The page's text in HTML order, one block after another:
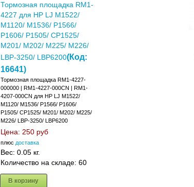
Тормозная площадка RM1-
4227 для HP LJ M1522/
M1120/ M1536/ P1566/
P1606/ P1505/ CP1525/
M201/ M202/ M225/ M226/
LBP-3250/ LBP6200(Код:
16641)
Тормозная площадка RM1-4227-
000000 | RM1-4227-000CN | RM1-
4207-000CN для HP LJ M1522/
M1120/ M1536/ P1566/ P1606/
P1505/ CP1525/ M201/ M202/ M225/
M226/ LBP-3250/ LBP6200
Цена: 250 руб
плюс доставка
Вес: 0.05 кг.
Количество на складе: 60
В корзину